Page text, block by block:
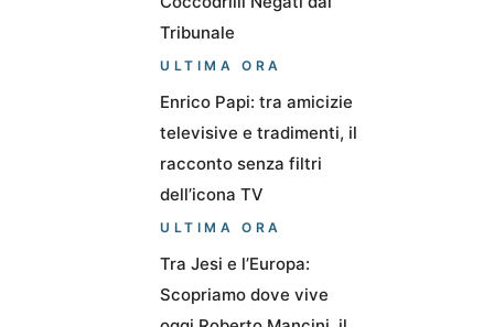
Tribunale
ULTIMA ORA
Enrico Papi: tra amicizie
televisive e tradimenti, il
racconto senza filtri
dell’icona TV
ULTIMA ORA
Tra Jesi e l’Europa:
Scopriamo dove vive